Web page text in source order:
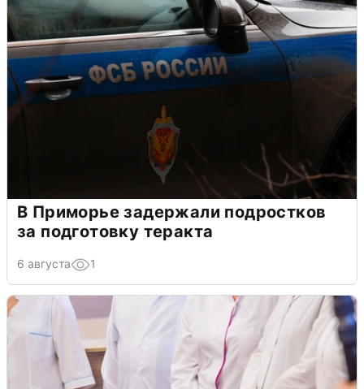
В Приморье задержали подростков
за подготовку теракта
6 августа 1